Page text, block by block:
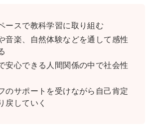
ースで教科学習に取り組む
音楽、自然体験などを通して感性
安心できる人間関係の中で社会性
のサポートを受けながら自己肯定
戻していく